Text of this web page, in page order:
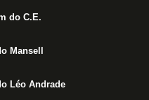
do C.E.
Mansell
Léo Andrade
pessoal e treinos